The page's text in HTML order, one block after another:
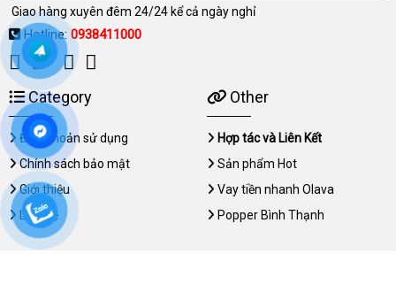
Giao hàng xuyên đêm 24/24 kể cả ngày nghỉ
Hotline: 0938411000
Category
Điều khoản sử dụng
Chính sách bảo mật
Giới thiệu
Liên hệ
Other
Hợp tác và Liên Kết
Sản phẩm Hot
Vay tiền nhanh Olava
Popper Bình Thạnh